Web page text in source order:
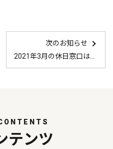
次のお知らせ
2021年3月の休日窓口はこちら！
テンツ